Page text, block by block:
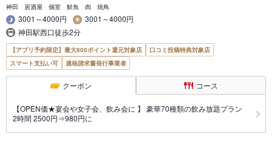
神田 居酒屋 個室 鮮魚 肉 焼鳥
3001～4000円
3001～4000円
神田駅西口徒歩2分
【アプリ予約限定】最大800ポイント還元対象店
口コミ投稿特典対象店
スマート支払い可
適格請求書発行事業者
クーポン コース
【OPEN価★宴会や女子会、飲み会に 】 豪華70種類の飲み放題プラン
2時間 2500円⇒980円に